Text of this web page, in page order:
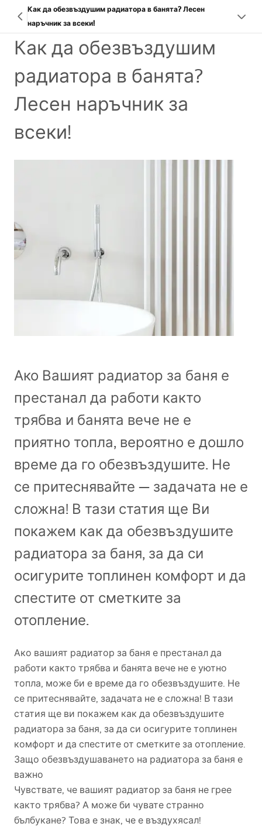
Как да обезвъздушим радиатора в банята? Лесен
наръчник за всеки!
Как да обезвъздушим
радиатора в банята?
Лесен наръчник за
всеки!
Ако Вашият радиатор за баня е
престанал да работи както
трябва и банята вече не е
приятно топла, вероятно е дошло
време да го обезвъздушите. Не
се притеснявайте — задачата не е
сложна! В тази статия ще Ви
покажем как да обезвъздушите
радиатора за баня, за да си
осигурите топлинен комфорт и да
спестите от сметките за
отопление.
Ако вашият радиатор за баня е престанал да
работи както трябва и банята вече не е уютно
топла, може би е време да го обезвъздушите. Не
се притеснявайте, задачата не е сложна! В тази
статия ще ви покажем как да обезвъздушите
радиатора за баня, за да си осигурите топлинен
комфорт и да спестите от сметките за отопление.
Защо обезвъздушаването на радиатора за баня е
важно
Чувствате, че вашият радиатор за баня не грее
както трябва? А може би чувате странно
бълбукане? Това е знак, че е въздухясал!